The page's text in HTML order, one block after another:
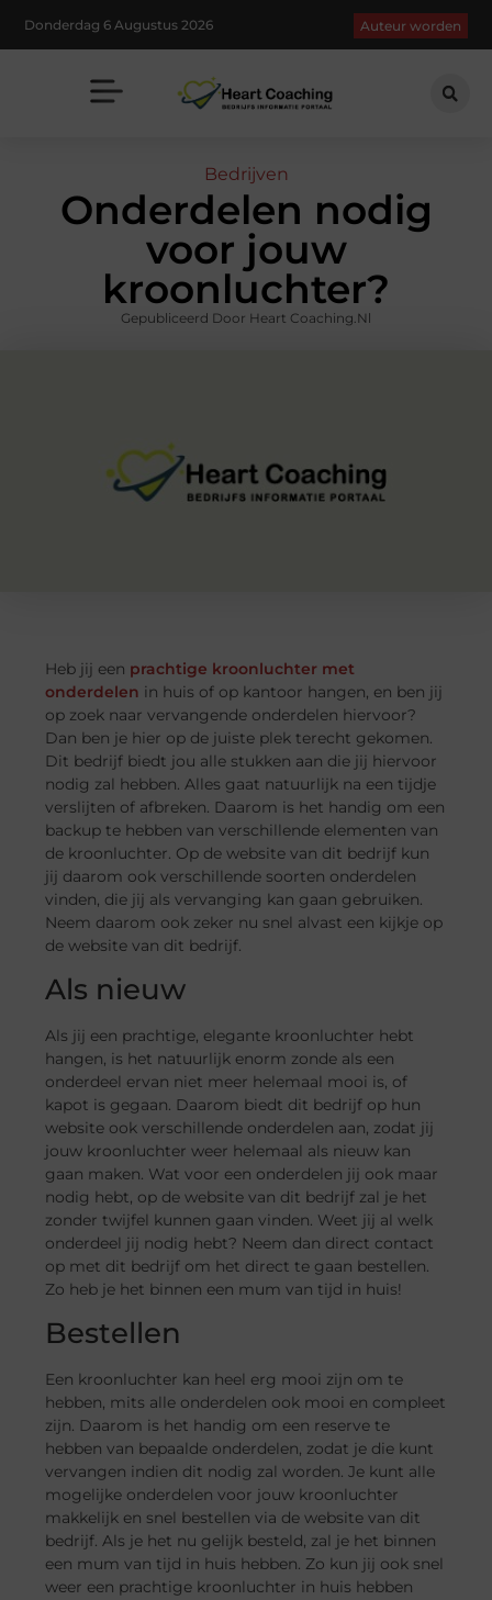
Donderdag 6 Augustus 2026 Auteur worden
Bedrijven
Onderdelen nodig
voor jouw
kroonluchter?
Gepubliceerd Door Heart Coaching.nl
Heb jij een prachtige kroonluchter met
onderdelen in huis of op kantoor hangen, en ben jij
op zoek naar vervangende onderdelen hiervoor?
Dan ben je hier op de juiste plek terecht gekomen.
Dit bedrijf biedt jou alle stukken aan die jij hiervoor
nodig zal hebben. Alles gaat natuurlijk na een tijdje
verslijten of afbreken. Daarom is het handig om een
backup te hebben van verschillende elementen van
de kroonluchter. Op de website van dit bedrijf kun
jij daarom ook verschillende soorten onderdelen
vinden, die jij als vervanging kan gaan gebruiken.
Neem daarom ook zeker nu snel alvast een kijkje op
de website van dit bedrijf.
Als nieuw
Als jij een prachtige, elegante kroonluchter hebt
hangen, is het natuurlijk enorm zonde als een
onderdeel ervan niet meer helemaal mooi is, of
kapot is gegaan. Daarom biedt dit bedrijf op hun
website ook verschillende onderdelen aan, zodat jij
jouw kroonluchter weer helemaal als nieuw kan
gaan maken. Wat voor een onderdelen jij ook maar
nodig hebt, op de website van dit bedrijf zal je het
zonder twijfel kunnen gaan vinden. Weet jij al welk
onderdeel jij nodig hebt? Neem dan direct contact
op met dit bedrijf om het direct te gaan bestellen.
Zo heb je het binnen een mum van tijd in huis!
Bestellen
Een kroonluchter kan heel erg mooi zijn om te
hebben, mits alle onderdelen ook mooi en compleet
zijn. Daarom is het handig om een reserve te
hebben van bepaalde onderdelen, zodat je die kunt
vervangen indien dit nodig zal worden. Je kunt alle
mogelijke onderdelen voor jouw kroonluchter
makkelijk en snel bestellen via de website van dit
bedrijf. Als je het nu gelijk besteld, zal je het binnen
een mum van tijd in huis hebben. Zo kun jij ook snel
weer een prachtige kroonluchter in huis hebben